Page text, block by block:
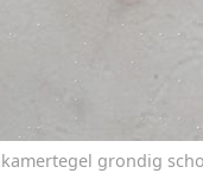
grondig